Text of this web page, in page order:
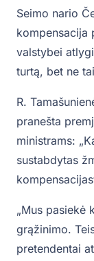
Seimo nario
kompensacija
valstybei
turtą, bet ne
R.
pranešta
ministrams:
sustabdytas
„Mus pasiekė
grąžinimo.
pretendentai